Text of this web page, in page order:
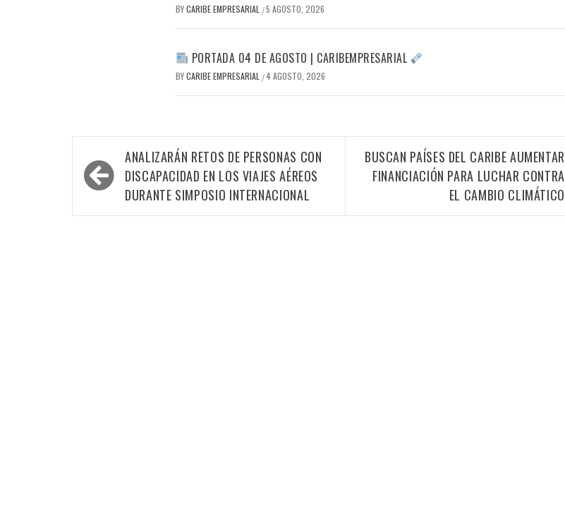
BYCARIBE EMPRESARIAL /5 AGOSTO, 2026
PORTADA 04 DE AGOSTO | CARIBEMPRESARIAL
BYCARIBE EMPRESARIAL /4 AGOSTO, 2026
Navegación
de
entradas
ANALIZARÁN RETOS DE PERSONAS CON
DISCAPACIDAD EN LOS VIAJES AÉREOS
DURANTE SIMPOSIO INTERNACIONAL
BUSCAN PAÍSES DEL CARIBE AUMENTAR
FINANCIACIÓN PARA LUCHAR CONTRA
EL CAMBIO CLIMÁTICO